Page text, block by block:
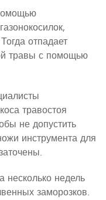
отпадает
травы с помощью
травостоя
не допустить
инструмента для
несколько недель
заморозков.